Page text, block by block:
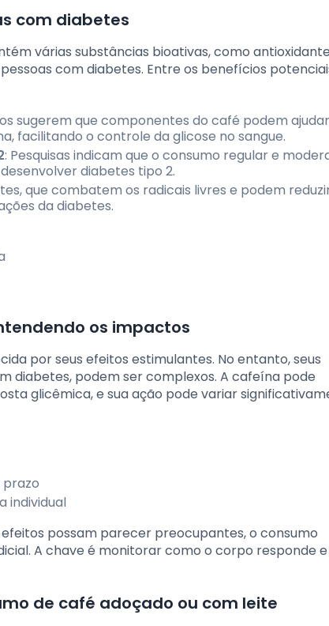
com diabetes
várias substâncias bioativas, como
com diabetes. Entre os benefícios
sugerem que componentes do café podem
facilitando o controle da glicose no sangue.
: Pesquisas indicam que o consumo regular e
diabetes tipo 2.
que combatem os radicais livres e podem
da diabetes.
os impactos
por seus efeitos estimulantes. No entanto, seus
diabetes, podem ser complexos. A cafeína pode
glicêmica, e sua ação pode variar
prazo
individual
possam parecer preocupantes, o consumo
A chave é monitorar como o corpo responde e
de café adoçado ou com leite